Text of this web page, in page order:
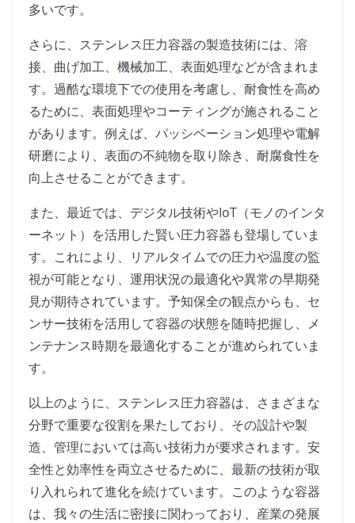
多いです。
さらに、ステンレス圧力容器の製造技術には、溶
接、曲げ加工、機械加工、表面処理などが含まれま
す。過酷な環境下での使用を考慮し、耐食性を高め
るために、表面処理やコーティングが施されること
があります。例えば、パッシベーション処理や電解
研磨により、表面の不純物を取り除き、耐腐食性を
向上させることができます。
また、最近では、デジタル技術やIoT（モノのインタ
ーネット）を活用した賢い圧力容器も登場していま
す。これにより、リアルタイムでの圧力や温度の監
視が可能となり、運用状況の最適化や異常の早期発
見が期待されています。予知保全の観点からも、セ
ンサー技術を活用して容器の状態を随時把握し、メ
ンテナンス時期を最適化することが進められていま
す。
以上のように、ステンレス圧力容器は、さまざまな
分野で重要な役割を果たしており、その設計や製
造、管理においては高い技術力が要求されます。安
全性と効率性を両立させるために、最新の技術が取
り入れられて進化を続けています。このような容器
は、我々の生活に密接に関わっており、産業の発展